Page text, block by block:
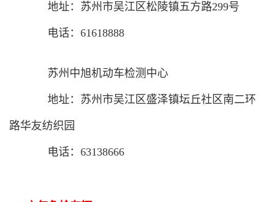
地址：苏州市吴江区松陵镇五方路299号
电话：61618888
苏州中旭机动车检测中心
地址：苏州市吴江区盛泽镇坛丘社区南二环
路华友纺织园
电话：63138666